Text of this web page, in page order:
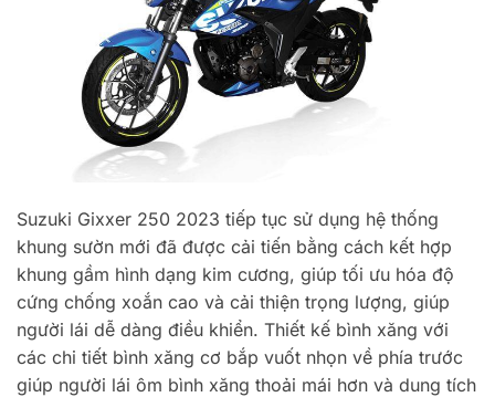
Suzuki Gixxer 250 2023 tiếp tục sử dụng hệ thống
khung sườn mới đã được cải tiến bằng cách kết hợp
khung gầm hình dạng kim cương, giúp tối ưu hóa độ
cứng chống xoắn cao và cải thiện trọng lượng, giúp
người lái dễ dàng điều khiển. Thiết kế bình xăng với
các chi tiết bình xăng cơ bắp vuốt nhọn về phía trước
giúp người lái ôm bình xăng thoải mái hơn và dung tích